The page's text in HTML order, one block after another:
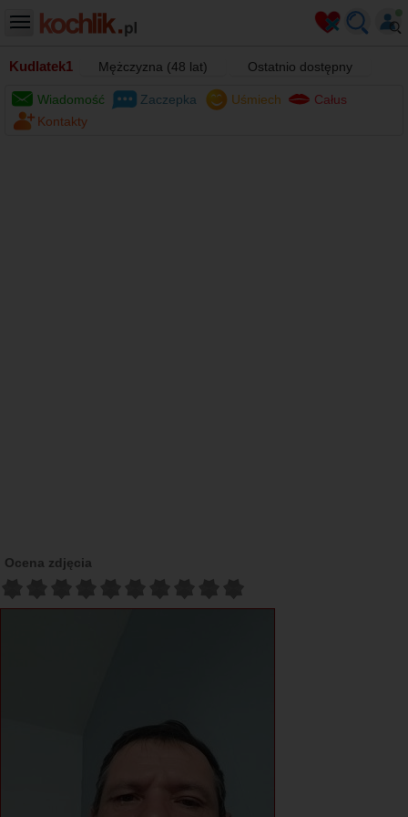
Kudlatek1 Mężczyzna (48 lat) Ostatnio dostępny
Wiadomość Zaczepka Uśmiech
Całus
Kontakty
Ocena zdjęcia